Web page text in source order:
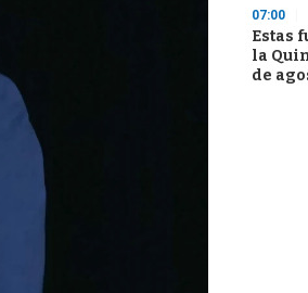
07:00
Estas
la
de